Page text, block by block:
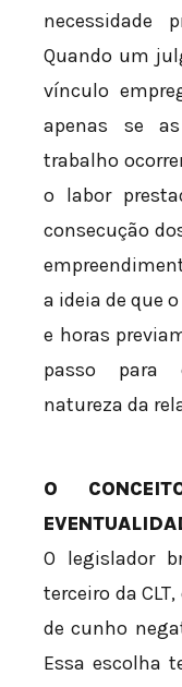
necessidade
Quando um
vínculo
apenas se
trabalho
o labor
consecução
a ideia de que
e horas
passo para
natureza da
O
O legislador
terceiro da
de cunho
Essa escolha